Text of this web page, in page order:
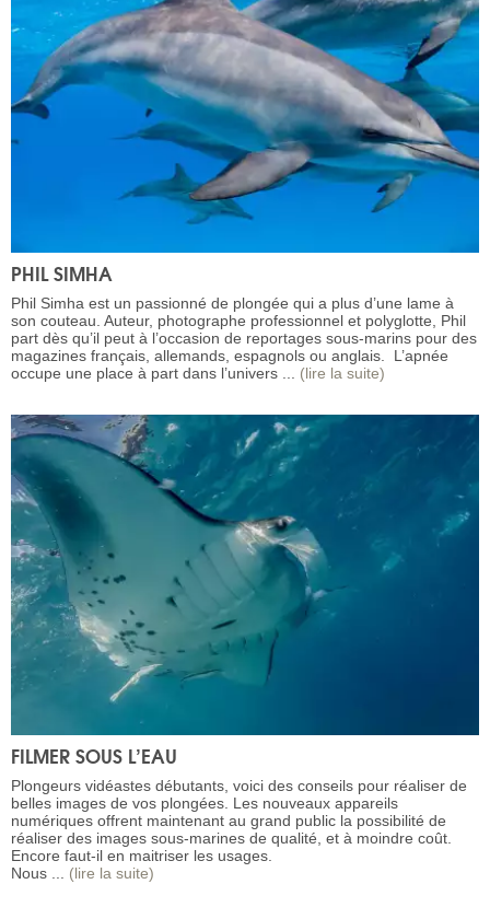
PHIL SIMHA
Phil Simha est un passionné de plongée qui a plus d’une lame à
son couteau. Auteur, photographe professionnel et polyglotte, Phil
part dès qu’il peut à l’occasion de reportages sous-marins pour des
magazines français, allemands, espagnols ou anglais. L’apnée
occupe une place à part dans l’univers ... (lire la suite)
FILMER SOUS L’EAU
Plongeurs vidéastes débutants, voici des conseils pour réaliser de
belles images de vos plongées. Les nouveaux appareils
numériques offrent maintenant au grand public la possibilité de
réaliser des images sous-marines de qualité, et à moindre coût.
Encore faut-il en maitriser les usages.
Nous ... (lire la suite)